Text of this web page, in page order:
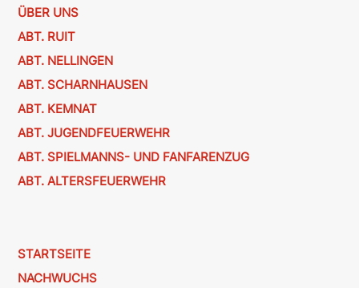
ÜBER UNS
ABT. RUIT
ABT. NELLINGEN
ABT. SCHARNHAUSEN
ABT. KEMNAT
ABT. JUGENDFEUERWEHR
ABT. SPIELMANNS- UND FANFARENZUG
ABT. ALTERSFEUERWEHR
STARTSEITE
NACHWUCHS